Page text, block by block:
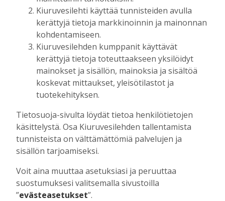
tulokseen
Tilaajille
Toimitus 6.8.2026
Mikko Remes täyttää 50 vuotta – vaikka
villitystäkin on havaittavissa, sanoo
syntymäpäiväsankari oppineensa myös
hölläämään vauhtia
Tilaajille
Vaikuttaako afrikkalainen sikarutto
Kiuruvedellä? “Onhan sitä osannut
odottaa”, toteaa luomusikalan yrittäjä
Hanna Soini 4.8.2026 18:00
Liikuntasalin purku kovaa vauhtia
Kiuruvesilehti käyttää tunnisteiden avulla
kerättyjä tietoja markkinoinnin ja mainonnan
kohdentamiseen.
Kiuruvesilehden kumppanit käyttävät
kerättyjä tietoja toteuttaakseen yksilöidyt
mainokset ja sisällön, mainoksia ja sisältöä
koskevat mittaukset, yleisötilastot ja
tuotekehityksen.
Tietosuoja-sivulta löydät tietoa henkilötietojen
käsittelystä. Osa Kiuruvesilehden tallentamista
tunnisteista on välttämättömiä palvelujen ja
sisällön tarjoamiseksi.
Voit aina muuttaa asetuksiasi ja peruuttaa
suostumuksesi valitsemalla sivustoilla
”evästeasetukset”.